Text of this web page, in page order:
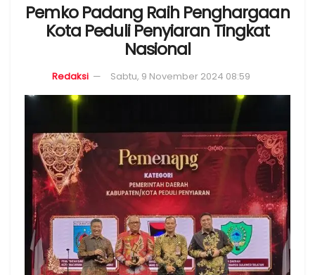
Pemko Padang Raih Penghargaan
Kota Peduli Penyiaran Tingkat
Nasional
Redaksi Sabtu, 9 November 2024 08:59